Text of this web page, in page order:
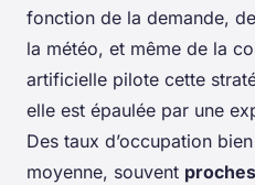
fonction de la demande,
la météo, et même de la
artificielle pilote cette
elle est épaulée par une
Des taux d’occupation
moyenne, souvent